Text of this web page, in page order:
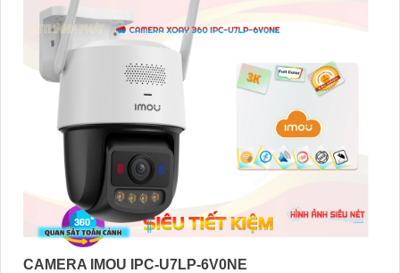
CAMERA IMOU IPC-U7LP-6V0NE